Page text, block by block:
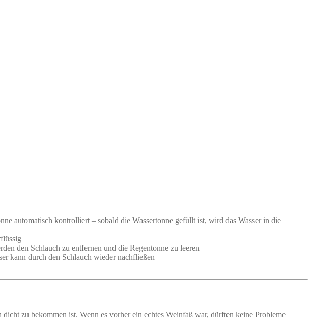
automatisch kontrolliert – sobald die Wassertonne gefüllt ist, wird das Wasser in die
den Schlauch zu entfernen und die Regentonne zu leeren
kann durch den Schlauch wieder nachfließen
zu bekommen ist. Wenn es vorher ein echtes Weinfaß war, dürften keine Probleme